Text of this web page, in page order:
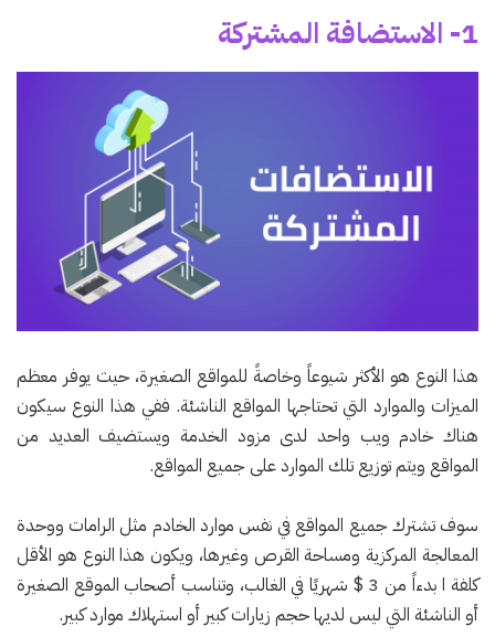
1- الاستضافة المشتركة
هذا النوع هو الأكثر شيوعاً وخاصةً للمواقع الصغيرة، حيث يوفر معظم
الميزات والموارد التي تحتاجها المواقع الناشئة. ففي هذا النوع سيكون
هناك خادم ويب واحد لدى مزود الخدمة ويستضيف العديد من
المواقع ويتم توزيع تلك الموارد على جميع المواقع.
سوف تشترك جميع المواقع في نفس موارد الخادم مثل الرامات ووحدة
المعالجة المركزية ومساحة القرص وغيرها، ويكون هذا النوع هو الأقل
كلفة ا بدءاً من 3 $ شهريًا في الغالب، وتناسب أصحاب الموقع الصغيرة
أو الناشئة التي ليس لديها حجم زيارات كبير أو استهلاك موارد كبير.